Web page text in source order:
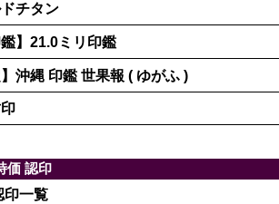
チタン
】21.0ミリ印鑑
沖縄 印鑑 世果報 ( ゆがふ )
価 認印
印一覧